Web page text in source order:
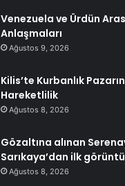
Venezuela ve Ürdün
Anlaşmaları
Ağustos 9, 2026
Kilis’te Kurbanlık
Hareketlilik
Ağustos 8, 2026
Gözaltına alınan
Sarıkaya’dan ilk görüntü
Ağustos 8, 2026